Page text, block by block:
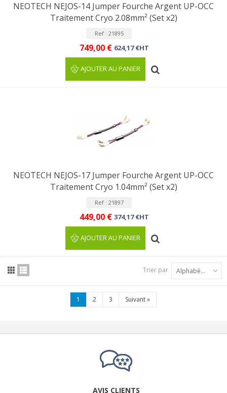
NEOTECH NEJOS-14 Jumper Fourche Argent UP-OCC
Traitement Cryo 2.08mm² (Set x2)
Ref : 21895
749,00 € 624,17 €HT
AJOUTER AU PANIER
NEOTECH NEJOS-17 Jumper Fourche Argent UP-OCC
Traitement Cryo 1.04mm² (Set x2)
Ref : 21897
449,00 € 374,17 €HT
AJOUTER AU PANIER
Trier par Alphabétique : A à Z
1 2 3 Suivant»
AVIS CLIENTS